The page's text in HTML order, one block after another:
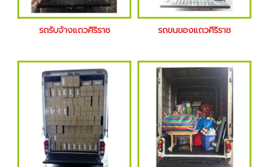
รถรับจ้างแถวศิริราช รถขนของแถวศิริราช